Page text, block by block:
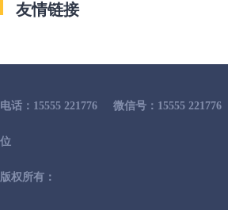
友情链接
电话：15555 221776 微信号：15555 221776
位
版权所有：